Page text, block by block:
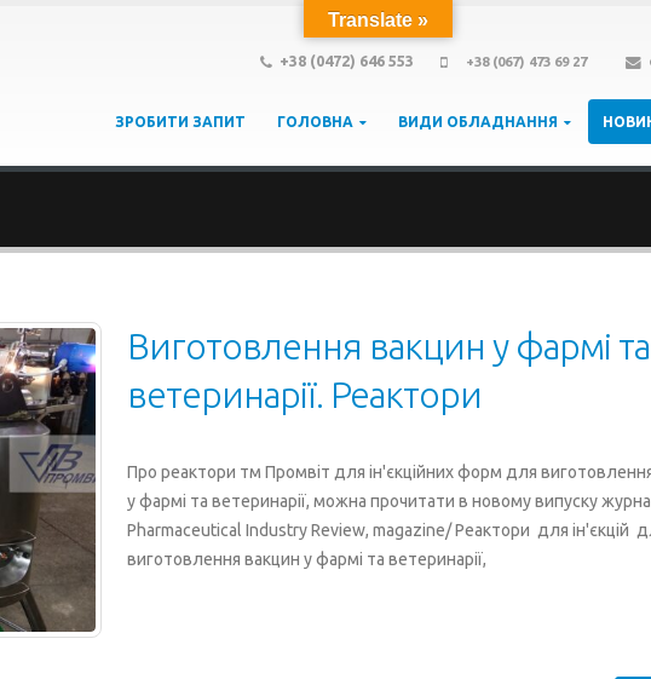
+38 (0472) 646 553 +38 (067) 473 69 27
ЗРОБИТИ ЗАПИТ ГОЛОВНА ВИДИ ОБЛАДНАННЯ
Виготовлення вакцин у фармі та
ветеринарії. Реактори
Про реактори тм Промвіт для ін'єкційних форм для
у фармі та ветеринарії, можна прочитати в новому випуску
Pharmaceutical Industry Review, magazine/ Реактори для ін'єкцій
виготовлення вакцин у фармі та ветеринарії,
Translate »